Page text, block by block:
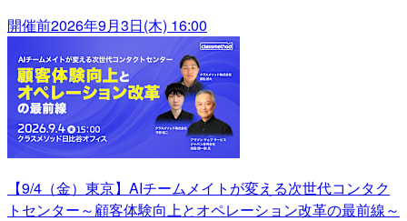
開催前2026年9月3日(木) 16:00
【9/4（金）東京】AIチームメイトが変える次世代コンタク
トセンター～顧客体験向上とオペレーション改革の最前線～